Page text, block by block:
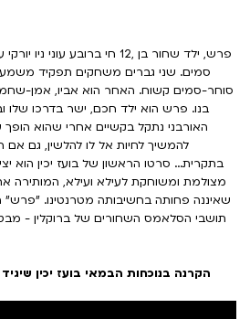
פרש, ילד שחור בן ,12 חי ברובע
סמים. שני גברים משחקים תפקיד
סוחר-סמים קשוח. האחר הוא אביו, אמן-
בנו. פרש הוא ילד חכם, ישר בדרכו שלו
האורבני נתקל בקשיים אחרי שהוא
להמשיך לחיות אל לו להלשין, גם
בתקרית... סרטו הראשון של בועז יכין הוא
מצולמת ומשוחקת לעילא ועילא, המותירה
שאיננה פחותה בחשיבותה מטרנטינו. "פרש"
תושבי הסלאמס השחורים של ברוקלין -
הקרנה בנוכחות הבמאי בועז יכין